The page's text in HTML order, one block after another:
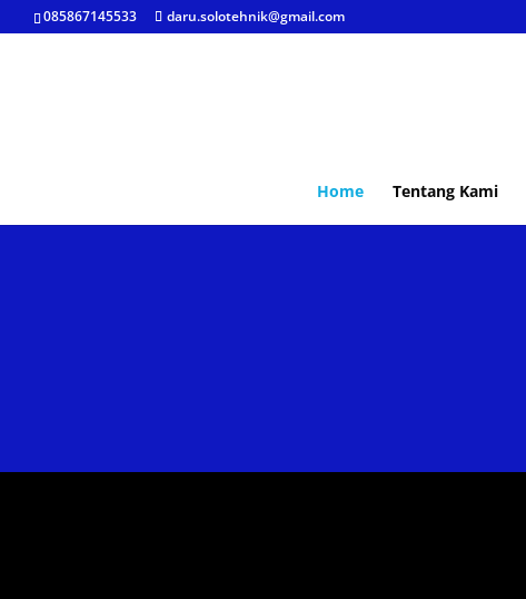
085867145533 daru.solotehnik@gmail.com
Home Tentang Kami